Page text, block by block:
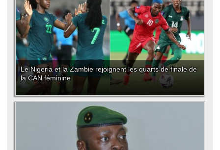
Le Nigeria et la Zambie rejoignent les quarts de finale de
la CAN féminine